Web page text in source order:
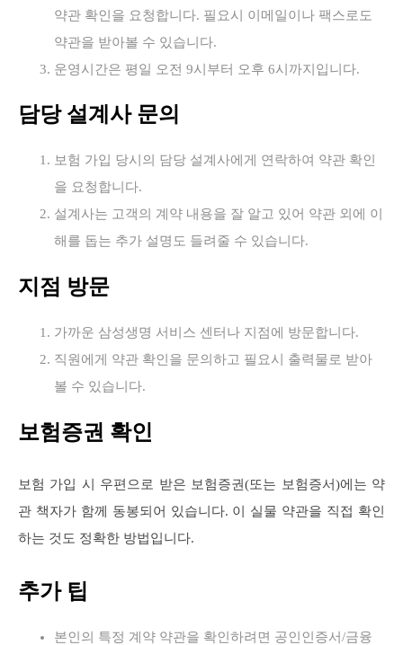
약관 확인을 요청합니다. 필요시 이메일이나 팩스로도
약관을 받아볼 수 있습니다.
운영시간은 평일 오전 9시부터 오후 6시까지입니다.
담당 설계사 문의
보험 가입 당시의 담당 설계사에게 연락하여 약관 확인
을 요청합니다.
설계사는 고객의 계약 내용을 잘 알고 있어 약관 외에 이
해를 돕는 추가 설명도 들려줄 수 있습니다.
지점 방문
가까운 삼성생명 서비스 센터나 지점에 방문합니다.
직원에게 약관 확인을 문의하고 필요시 출력물로 받아
볼 수 있습니다.
보험증권 확인
보험 가입 시 우편으로 받은 보험증권(또는 보험증서)에는 약
관 책자가 함께 동봉되어 있습니다. 이 실물 약관을 직접 확인
하는 것도 정확한 방법입니다.
추가 팁
본인의 특정 계약 약관을 확인하려면 공인인증서/금융